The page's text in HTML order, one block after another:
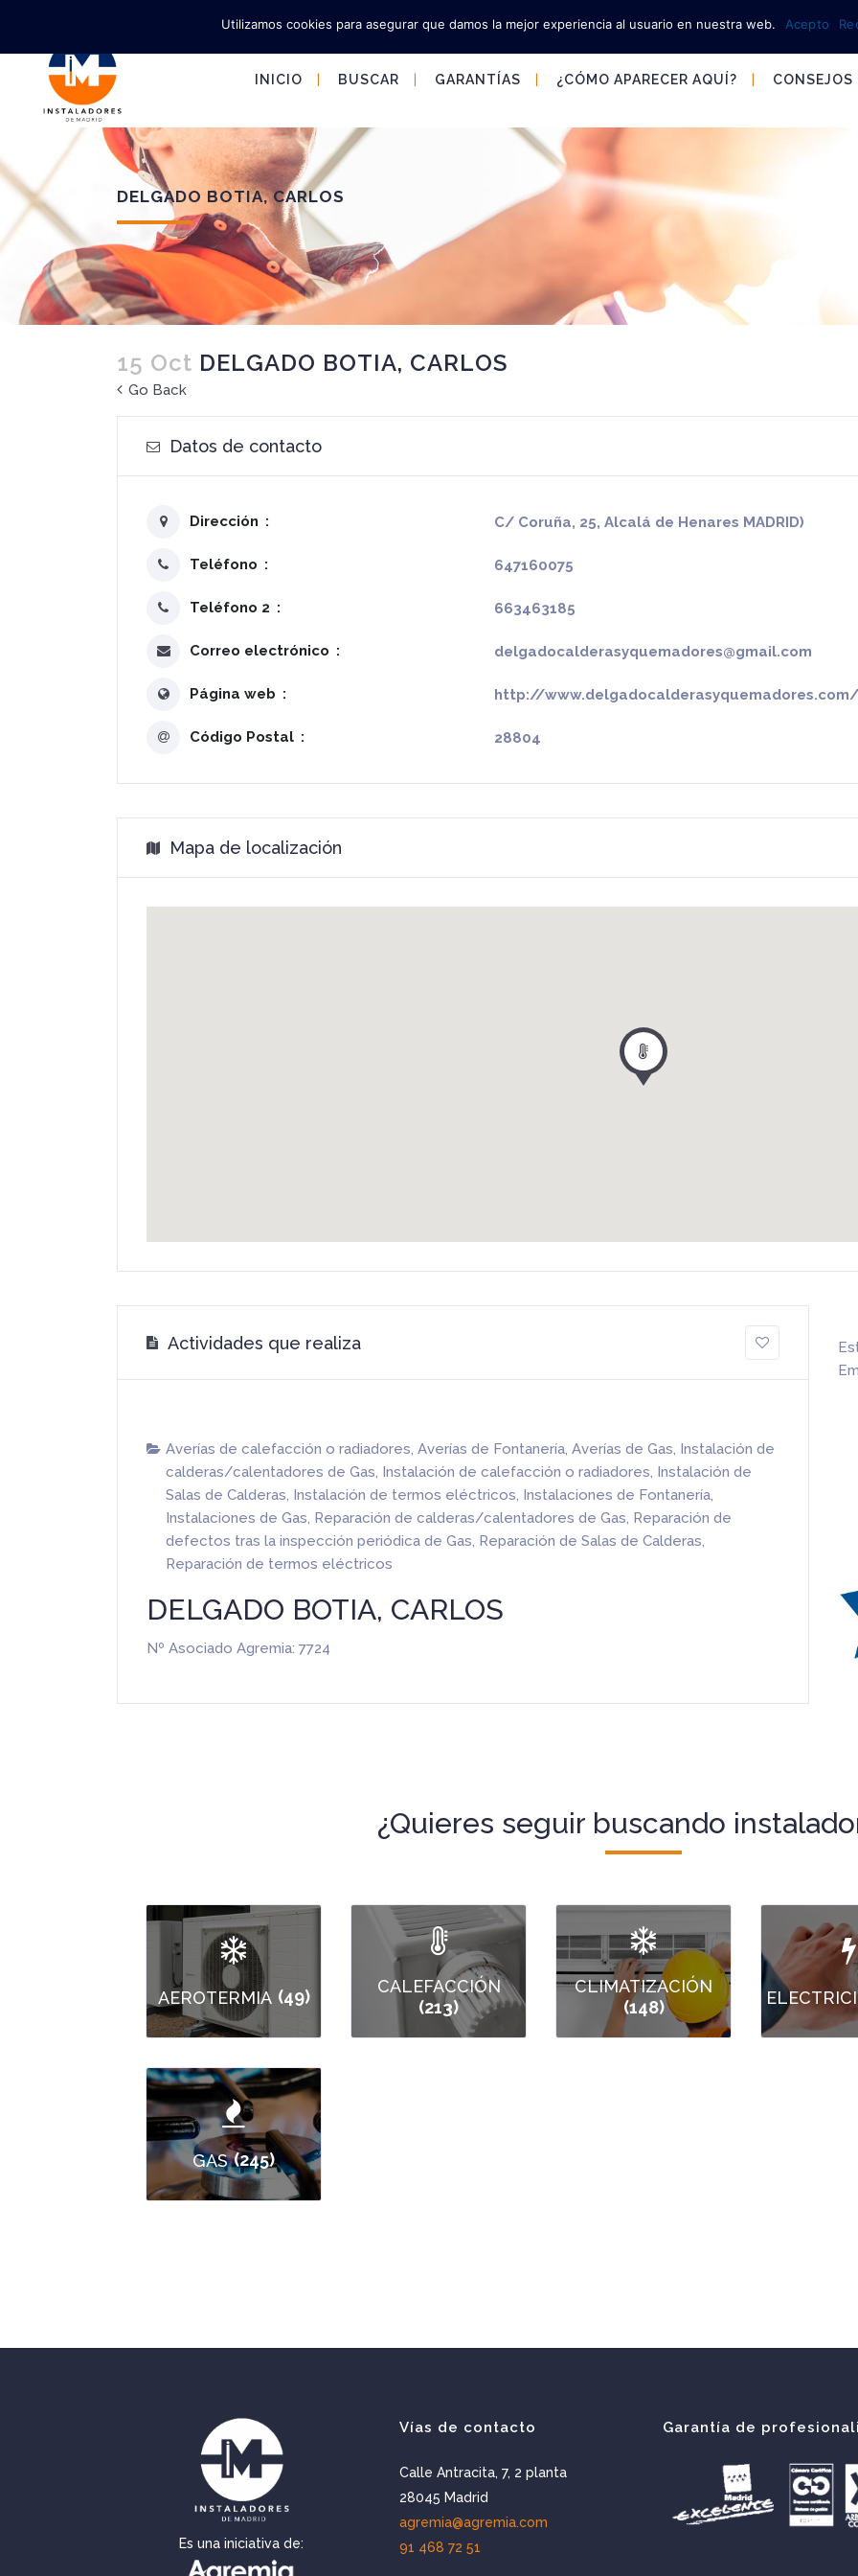
INICIO BUSCAR GARANTÍAS ¿CÓMO APARECER AQUÍ? CONSEJOS
DELGADO BOTIA, CARLOS
15 Oct DELGADO BOTIA, CARLOS
Go Back
Datos de contacto
Dirección C/ Coruña, 25, Alcalá de Henares MADRID)
Teléfono 647160075
Teléfono 2 663463185
Correo electrónico delgadocalderasyquemadores@gmail.com
Página web http://
Código Postal 28804
Mapa de localización
Actividades que realiza
Averías de calefacción o radiadores, Averías de Fontanería, Averías de Gas, Instalación de
calderas/calentadores de Gas, Instalación de calefacción o radiadores, Instalación de
Salas de Calderas, Instalación de termos eléctricos, Instalaciones de Fontanería,
Instalaciones de Gas, Reparación de calderas/calentadores de Gas, Reparación de
defectos tras la inspección periódica de Gas, Reparación de Salas de Calderas,
Reparación de termos eléctricos
DELGADO BOTIA, CARLOS
Nº Asociado Agremia: 7724
¿Quieres seguir buscando
AEROTERMIA (49)
CALEFACCIÓN
(213)
CLIMATIZACIÓN
(148)
GAS (245)
Es una iniciativa de:
Vías de contacto
Calle Antracita, 7, 2 planta
28045 Madrid
agremia@agremia.com
91 468 72 51
Garantía de
Utilizamos cookies para asegurar que damos la mejor experiencia al usuario en nuestra web. Acepto